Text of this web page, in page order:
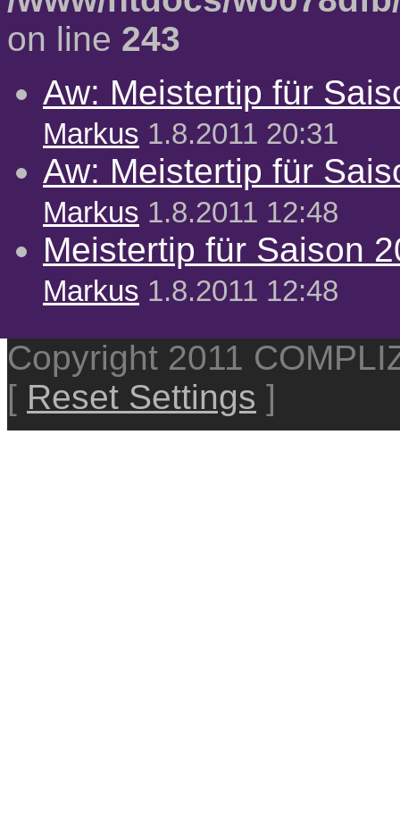
on line 243
Aw: Meistertip für
Markus 1.8.2011 20:31
Aw: Meistertip für
Markus 1.8.2011 12:48
Meistertip für Saison
Markus 1.8.2011 12:48
Copyright 2011
[ Reset Settings ]